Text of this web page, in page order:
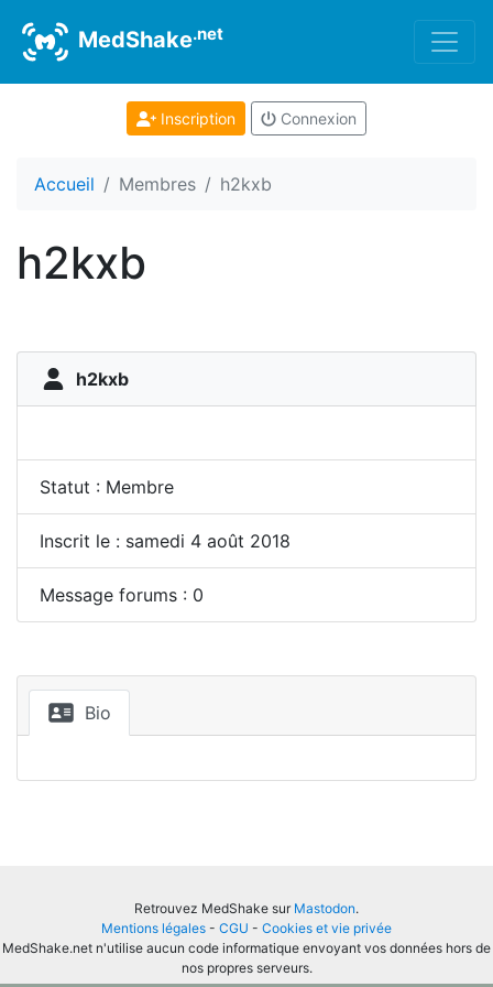
MedShake.net
Inscription Connexion
Accueil Membres h2kxb
h2kxb
h2kxb
Statut : Membre
Inscrit le : samedi 4 août 2018
Message forums : 0
Bio
Retrouvez MedShake sur Mastodon.
Mentions légales - CGU - Cookies et vie privée
MedShake.net n'utilise aucun code informatique envoyant vos données hors de
nos propres serveurs.